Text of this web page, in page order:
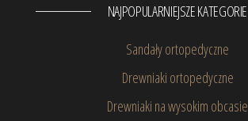
NAJPOPULARNIEJSZE KATEGORIE
Sandały ortopedyczne
Drewniaki ortopedyczne
Drewniaki na wysokim obcasie